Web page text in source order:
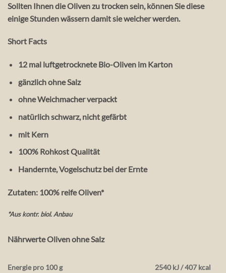
Sollten Ihnen die Oliven zu trocken sein, können Sie diese
einige Stunden wässern damit sie weicher werden.
Short Facts
12 mal luftgetrocknete Bio-Oliven im Karton
gänzlich ohne Salz
ohne Weichmacher verpackt
natürlich schwarz, nicht gefärbt
mit Kern
100% Rohkost Qualität
Handernte, Vogelschutz bei der Ernte
Zutaten: 100% reife Oliven*
*Aus kontr. biol. Anbau
Nährwerte Oliven ohne Salz
Energie pro 100 g 2540 kJ / 407 kcal